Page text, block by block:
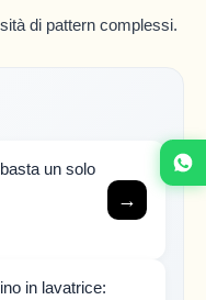
di pattern complessi.
un solo
→
in lavatrice: